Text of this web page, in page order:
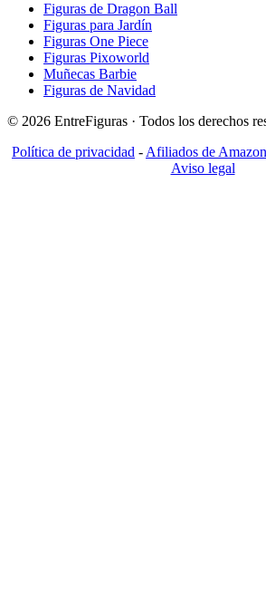
Figuras de Dragon Ball
Figuras para Jardín
Figuras One Piece
Figuras Pixoworld
Muñecas Barbie
Figuras de Navidad
© 2026 EntreFiguras · Todos los derechos
Política de privacidad - Afiliados de Amazon
Aviso legal